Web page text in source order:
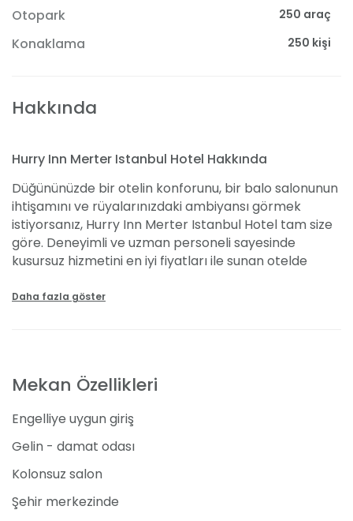
Otopark 250 araç
Konaklama 250 kişi
Hakkında
Hurry Inn Merter Istanbul Hotel Hakkında
Düğününüzde bir otelin konforunu, bir balo salonunun
ihtişamını ve rüyalarınızdaki ambiyansı görmek
istiyorsanız, Hurry Inn Merter Istanbul Hotel tam size
göre. Deneyimli ve uzman personeli sayesinde
kusursuz hizmetini en iyi fiyatları ile sunan otelde
imkanlara aynı çatı altında sahip olmanın
Özellikleri
Hurry Inn ile şehrin merkezinde, kaliteli ve muhteşem
oluyorsunuz. Her türlü bireysel etkinlikleriniz için en iyi
hizmeti alacağınız otelde düğün, nişan, parti, sünnet
düğünü,kına, baby shower, mezuniyet töreni
Daha fazla göster
Mekan Özellikleri
Engelliye uygun giriş
Gelin - damat odası
Kolonsuz salon
Şehir merkezinde